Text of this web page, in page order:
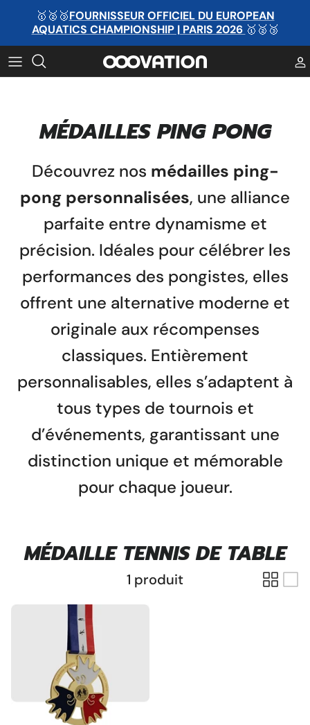
Passer
contenu
🥇🥈🥉FOURNISSEUR OFFICIEL DU EUROPEAN
AQUATICS CHAMPIONSHIP | PARIS 2026 🥇🥈🥉
MÉDAILLE PAR MATIÈRE
MÉDAILLE PAR SPORT
MÉDAILLE PAR SPORT
TROPHÉE PAR MATIÈRE
TROPHÉE PAR SPORT
Ruban personnalisé
Pins personnalisé
Porte clé à graver
Magnet personnalisé
MÉDAILLES PING PONG
Découvrez nos médailles ping-
pong personnalisées, une alliance
parfaite entre dynamisme et
précision. Idéales pour célébrer les
performances des pongistes, elles
offrent une alternative moderne et
originale aux récompenses
classiques. Entièrement
personnalisables, elles s’adaptent à
tous types de tournois et
d’événements, garantissant une
distinction unique et mémorable
pour chaque joueur.
MÉDAILLE TENNIS DE TABLE
1 produit